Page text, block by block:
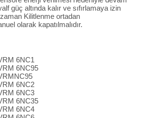
güç altında kalır ve sıfırlamaya izin
Kilitlenme ortadan
olarak kapatılmalıdır.
6NC1
6NC95
6NC2
6NC3
6NC35
6NC4